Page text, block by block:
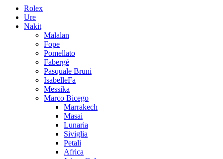
Rolex
Ure
Nakit
Malalan
Fope
Pomellato
Fabergé
Pasquale Bruni
IsabelleFa
Messika
Marco Bicego
Marrakech
Masai
Lunaria
Siviglia
Petali
Africa